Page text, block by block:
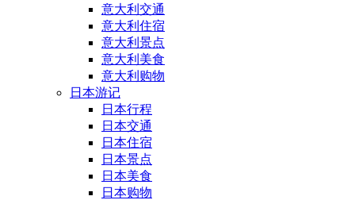
意大利交通
意大利住宿
意大利景点
意大利美食
意大利购物
日本游记
日本行程
日本交通
日本住宿
日本景点
日本美食
日本购物